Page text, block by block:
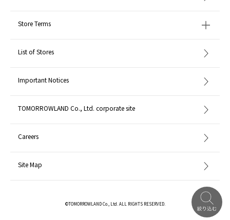
Store Terms
List of Stores
Important Notices
TOMORROWLAND Co., Ltd. corporate site
Careers
Site Map
©TOMORROWLAND Co., Ltd. ALL RIGHTS RESERVED.